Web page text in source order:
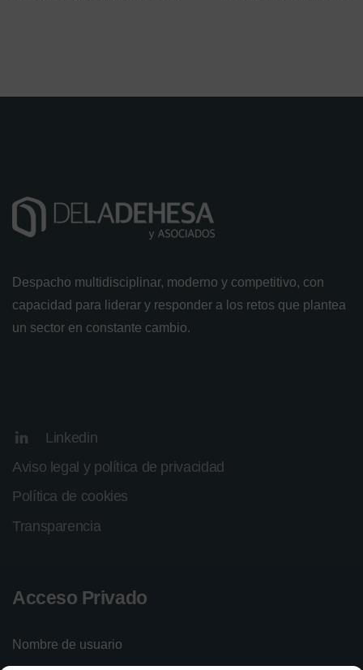
Despacho multidisciplinar, moderno y competitivo, con
capacidad para liderar y responder a los retos que plantea
un sector en constante cambio.
Linkedin
Aviso legal y política de privacidad
Política de cookies
Transparencia
Acceso Privado
Nombre de usuario